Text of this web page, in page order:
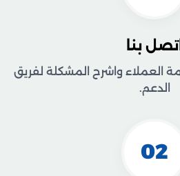
اتصل بنا
العملاء واشرح المشكلة لفريق
الدعم.
02